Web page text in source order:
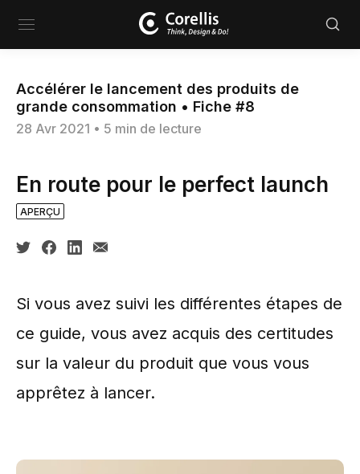
:
Accélérer le lancement des produits de
grande consommation • Fiche #8
28 Avr 2021 • 5 min de lecture
En route pour le perfect launch
APERÇU
Share
on
Share
on
Share
on
Share
via
Si vous avez suivi les différentes étapes de
ce guide, vous avez acquis des certitudes
sur la valeur du produit que vous vous
apprêtez à lancer.